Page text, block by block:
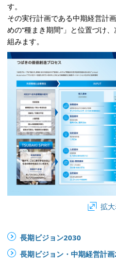
す。
その実行計画である中期経営計
めの“種まき期間”」と位置づけ
組みます。
拡
長期ビジョン2030
長期ビジョン・中期経営計